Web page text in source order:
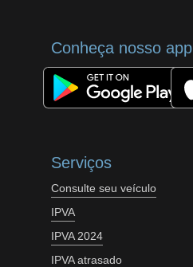
Conheça nosso app
Serviços
Consulte seu veículo
IPVA
IPVA 2024
IPVA atrasado